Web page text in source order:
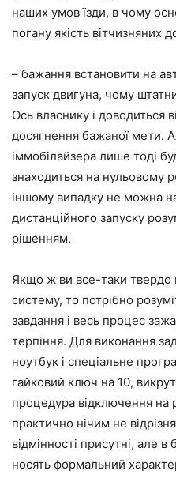
наших умов їзди, в чому
погану якість вітчизняних
– бажання встановити на
запуск двигуна, чому
Ось власнику і доводиться
досягнення бажаної мети.
іммобілайзера лише тоді
знаходиться на нульовому
іншому випадку не можна
дистанційного запуску
рішенням.
Якщо ж ви все-таки твердо
систему, то потрібно
завдання і весь процес
терпіння. Для виконання
ноутбук і спеціальне
гайковий ключ на 10,
процедура відключення на
практично нічим не
відмінності присутні, але в
носять формальний